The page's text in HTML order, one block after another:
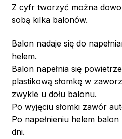
Z cyfr tworzyć można
sobą kilka balonów.
Balon nadaje się do
helem.
Balon napełnia się
plastikową słomkę w
zwykle u dołu balonu.
Po wyjęciu słomki zawór
Po napełnieniu helem
dni.